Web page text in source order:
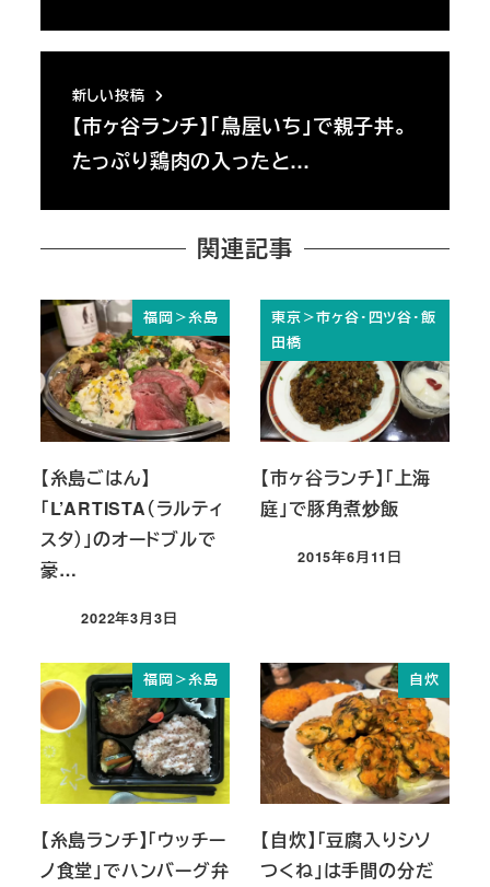
新しい投稿
【市ヶ谷ランチ】「鳥屋いち」で親子丼。
たっぷり鶏肉の入ったと…
関連記事
福岡＞糸島
【糸島ごはん】
「L’ARTISTA（ラルティ
スタ）」のオードブルで
豪…
投稿日
2022年3月3日
東京＞市ヶ谷・四ツ谷・飯
田橋
【市ヶ谷ランチ】「上海
庭」で豚角煮炒飯
投稿日
2015年6月11日
福岡＞糸島
【糸島ランチ】「ウッチー
ノ食堂」でハンバーグ弁
自炊
【自炊】「豆腐入りシソ
つくね」は手間の分だ